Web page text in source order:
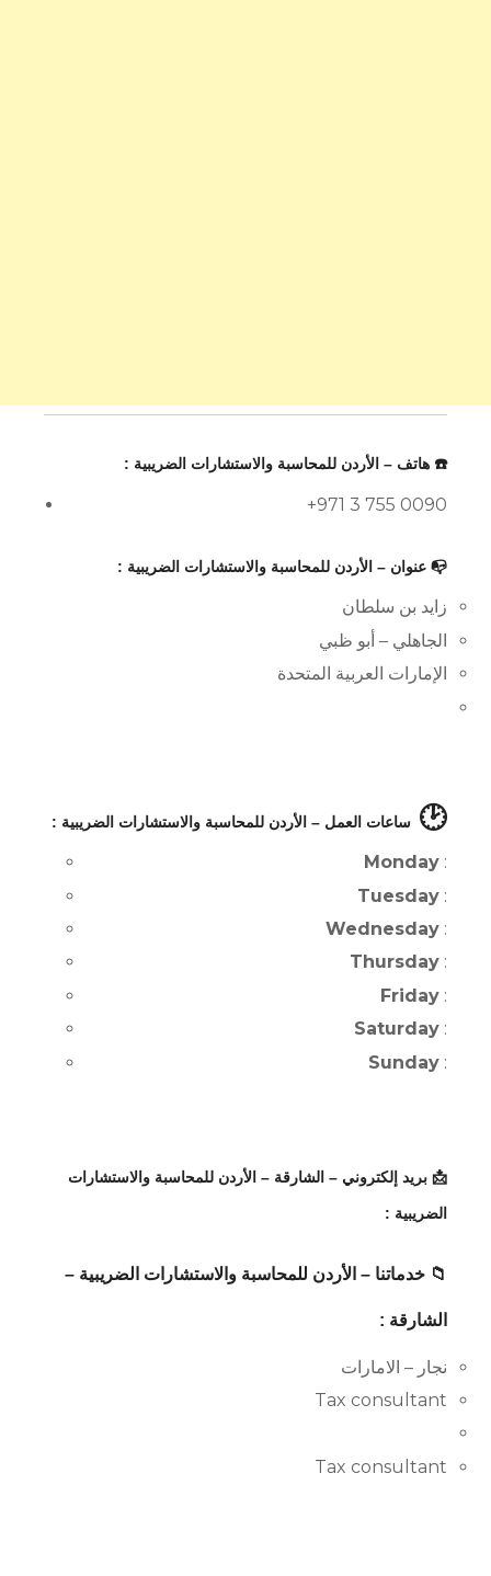
☎️ هاتف – الأردن للمحاسبة والاستشارات الضريبية :
+971 3 755 0090
📭 عنوان – الأردن للمحاسبة والاستشارات الضريبية :
زايد بن سلطان
الجاهلي – أبو ظبي
الإمارات العربية المتحدة
🕑 ساعات العمل – الأردن للمحاسبة والاستشارات الضريبية :
Monday :
Tuesday :
Wednesday :
Thursday :
Friday :
Saturday :
Sunday :
📩 بريد إلكتروني – الشارقة – الأردن للمحاسبة والاستشارات
الضريبية :
📁 خدماتنا – الأردن للمحاسبة والاستشارات الضريبية –
الشارقة :
نجار – الامارات
Tax consultant
Tax consultant